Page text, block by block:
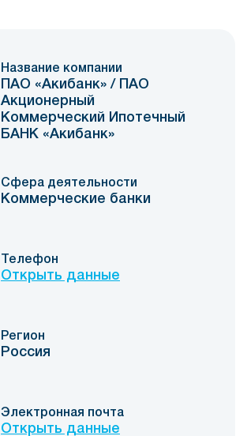
Название компании
ПАО «Акибанк» / ПАО
Акционерный
Коммерческий Ипотечный
БАНК «Акибанк»
Сфера деятельности
Коммерческие банки
Телефон
Открыть данные
Регион
Россия
Электронная почта
Открыть данные